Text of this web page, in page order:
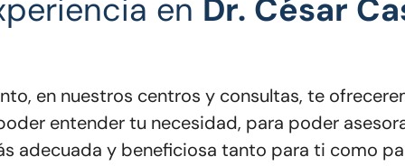
en Dr. César
en nuestros centros y consultas, te
entender tu necesidad, para poder
adecuada y beneficiosa tanto para ti como